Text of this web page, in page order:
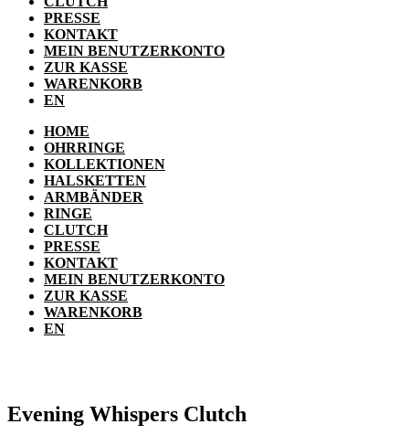
PRESSE
KONTAKT
MEIN BENUTZERKONTO
ZUR KASSE
WARENKORB
EN
HOME
OHRRINGE
KOLLEKTIONEN
HALSKETTEN
ARMBÄNDER
RINGE
CLUTCH
PRESSE
KONTAKT
MEIN BENUTZERKONTO
ZUR KASSE
WARENKORB
EN
Evening Whispers Clutch